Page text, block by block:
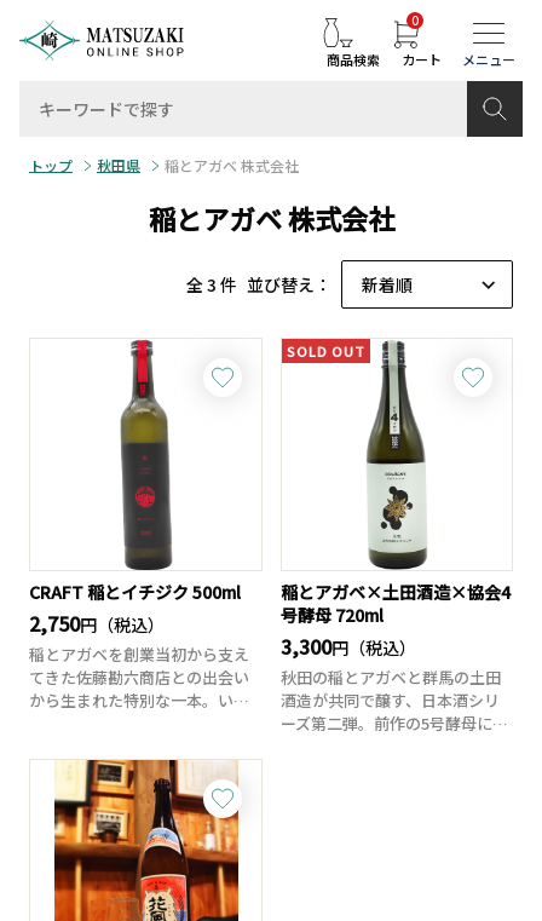
商品検索 カート
0
トップ 秋田県 稲とアガベ 株式会社
稲とアガベ 株式会社
全 3 件 並び替え：
CRAFT 稲とイチジク 500ml
2,750円（税込）
稲とアガベを創業当初から支え
てきた佐藤勘六商店との出会い
から生まれた特別な一本。いち
SOLD OUT
稲とアガベ×土田酒造×協会4
号酵母 720ml
3,300円（税込）
秋田の稲とアガベと群馬の土田
酒造が共同で醸す、日本酒シリ
ーズ第二弾。前作の5号酵母に続